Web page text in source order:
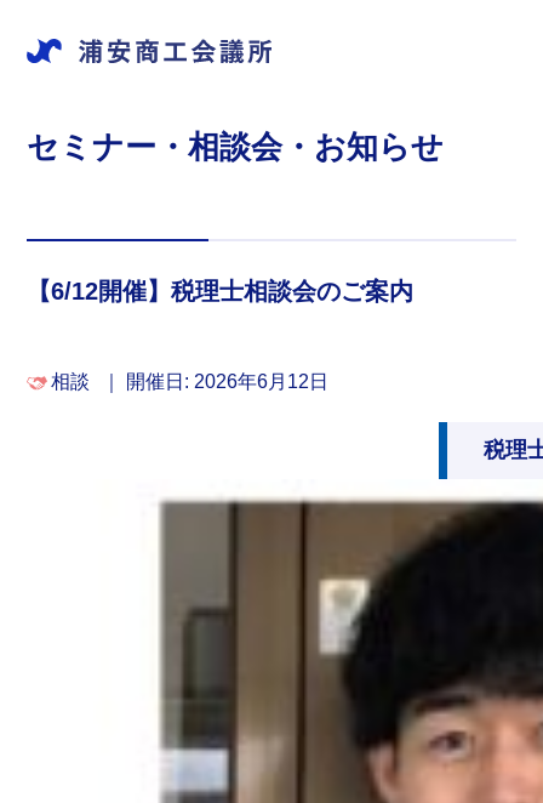
セミナー・相談会・お知らせ
【6/12開催】税理士相談会のご案内
相談 開催日: 2026年6月12日
税理